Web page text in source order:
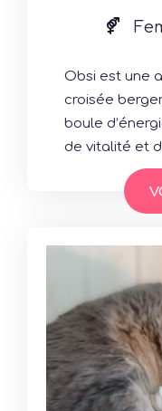
Obsi est une
croisée
boule
de vitalité et